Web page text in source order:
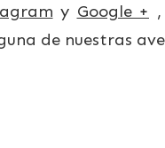
y Google +
de nuestras